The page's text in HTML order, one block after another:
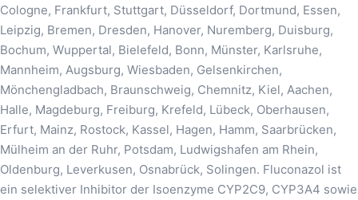
Cologne, Frankfurt, Stuttgart, Düsseldorf, Dortmund, Essen,
Leipzig, Bremen, Dresden, Hanover, Nuremberg, Duisburg,
Bochum, Wuppertal, Bielefeld, Bonn, Münster, Karlsruhe,
Mannheim, Augsburg, Wiesbaden, Gelsenkirchen,
Mönchengladbach, Braunschweig, Chemnitz, Kiel, Aachen,
Halle, Magdeburg, Freiburg, Krefeld, Lübeck, Oberhausen,
Erfurt, Mainz, Rostock, Kassel, Hagen, Hamm, Saarbrücken,
Mülheim an der Ruhr, Potsdam, Ludwigshafen am Rhein,
Oldenburg, Leverkusen, Osnabrück, Solingen. Fluconazol ist
ein selektiver Inhibitor der Isoenzyme CYP2C9, CYP3A4 sowie